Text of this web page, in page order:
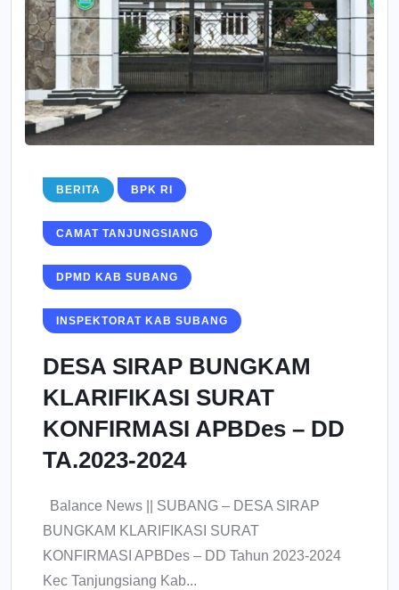
BERITA BPK RI
CAMAT TANJUNGSIANG
DPMD KAB SUBANG
INSPEKTORAT KAB SUBANG
DESA SIRAP BUNGKAM
KLARIFIKASI SURAT
KONFIRMASI APBDes – DD
TA.2023-2024
Balance News || SUBANG – DESA SIRAP
BUNGKAM KLARIFIKASI SURAT
KONFIRMASI APBDes – DD Tahun 2023-2024
Kec Tanjungsiang Kab...